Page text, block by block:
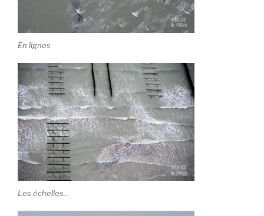
En lignes
Les échelles…